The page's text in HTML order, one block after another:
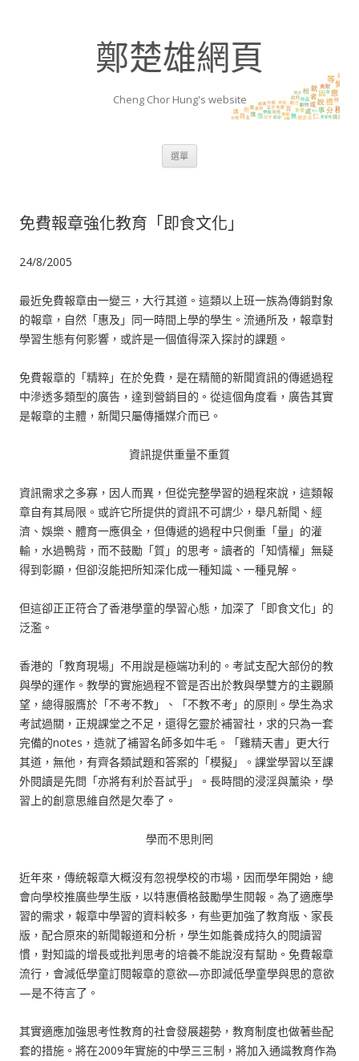
鄭楚雄網頁
Cheng Chor Hung's website
選單
免費報章強化教育「即食文化」
24/8/2005
最近免費報章由一變三，大行其道。這類以上班一族為傳銷對象
的報章，自然「惠及」同一時間上學的學生。流通所及，報章對
學習生態有何影響，或許是一個值得深入探討的課題。
免費報章的「精粹」在於免費，是在精簡的新聞資訊的傳遞過程
中滲透多類型的廣告，達到營銷目的。從這個角度看，廣告其實
是報章的主體，新聞只屬傳播媒介而已。
資訊提供重量不重質
資訊需求之多寡，因人而異，但從完整學習的過程來說，這類報
章自有其局限。或許它所提供的資訊不可謂少，舉凡新聞、經
濟、娛樂、體育一應俱全，但傳遞的過程中只側重「量」的灌
輸，水過鴨背，而不鼓勵「質」的思考。讀者的「知情權」無疑
得到彰顯，但卻沒能把所知深化成一種知識、一種見解。
但這卻正正符合了香港學童的學習心態，加深了「即食文化」的
泛濫。
香港的「教育現場」不用說是極端功利的。考試支配大部份的教
與學的運作。教學的實施過程不管是否出於教與學雙方的主觀願
望，總得服膺於「不考不教」、「不教不考」的原則。學生為求
考試過關，正規課堂之不足，還得乞靈於補習社，求的只為一套
完備的notes，造就了補習名師多如牛毛。「雞精天書」更大行
其道，無他，有齊各類試題和答案的「模擬」。課堂學習以至課
外閱讀是先問「亦將有利於吾試乎」。長時間的浸淫與薰染，學
習上的創意思維自然是欠奉了。
學而不思則罔
近年來，傳統報章大概沒有忽視學校的市場，因而學年開始，總
會向學校推廣些學生版，以特惠價格鼓勵學生閱報。為了適應學
習的需求，報章中學習的資料較多，有些更加強了教育版、家長
版，配合原來的新聞報道和分析，學生如能養成持久的閱讀習
慣，對知識的增長或批判思考的培養不能說沒有幫助。免費報章
流行，會減低學童訂閱報章的意欲—亦即減低學童學與思的意欲
—是不待言了。
其實適應加強思考性教育的社會發展趨勢，教育制度也做著些配
套的措施。將在2009年實施的中學三三制，將加入通識教育作為